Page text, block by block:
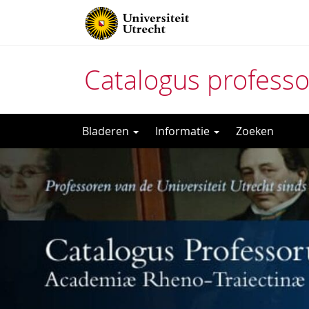
Catalogus
naar
het
inhoud
Bladeren Informatie Zoeken